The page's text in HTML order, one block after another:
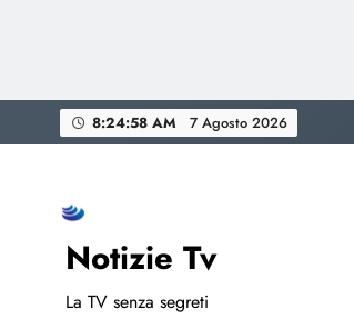
to
8:24:59 AM 7 Agosto 2026
Notizie Tv
La TV senza segreti